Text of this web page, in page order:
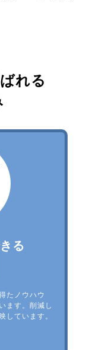
れる
る
たノウハウ
ます。削減し
しています。